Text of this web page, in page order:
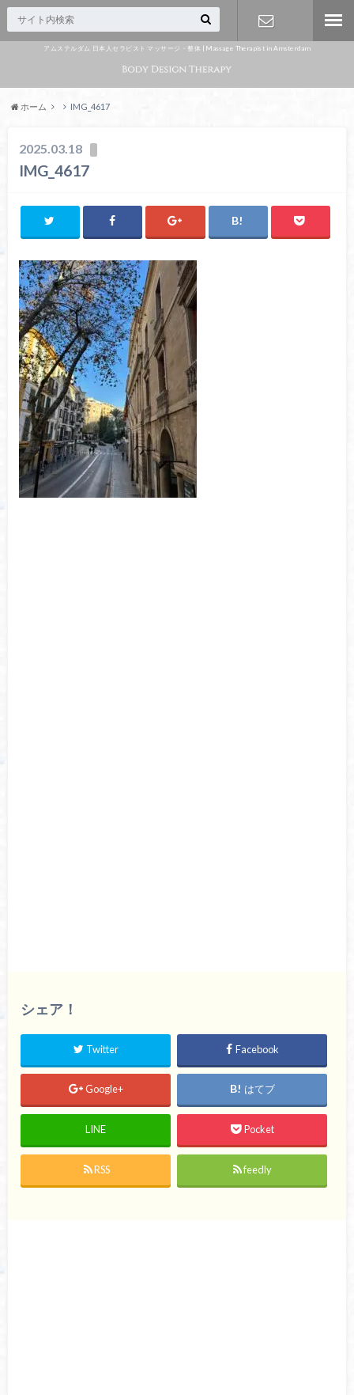
アムステルダム 日本人セラピスト マッサージ・整体 | Massage Therapist in Amsterdam
ホーム IMG_4617
2025.03.18
IMG_4617
シェア！
Twitter Facebook
Google+ はてブ
LINE Pocket
RSS feedly